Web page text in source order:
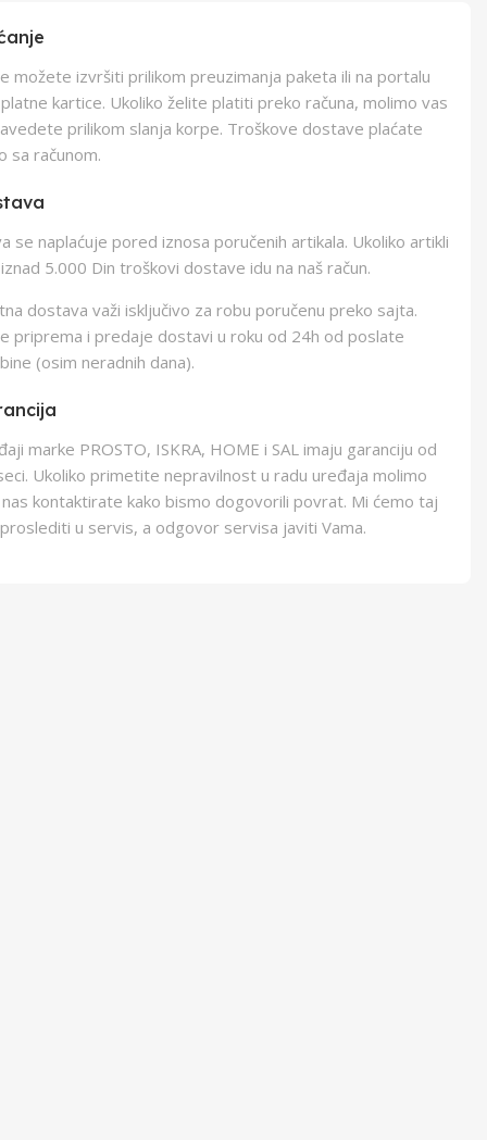
možete izvršiti prilikom preuzimanja paketa ili na portalu
kartice. Ukoliko želite platiti preko računa, molimo vas
prilikom slanja korpe. Troškove dostave plaćate
sa računom.
se naplaćuje pored iznosa poručenih artikala. Ukoliko artikli
5.000 Din troškovi dostave idu na naš račun.
dostava važi isključivo za robu poručenu preko sajta.
priprema i predaje dostavi u roku od 24h od poslate
(osim neradnih dana).
marke PROSTO, ISKRA, HOME i SAL imaju garanciju od
Ukoliko primetite nepravilnost u radu uređaja molimo
nas kontaktirate kako bismo dogovorili povrat. Mi ćemo taj
u servis, a odgovor servisa javiti Vama.